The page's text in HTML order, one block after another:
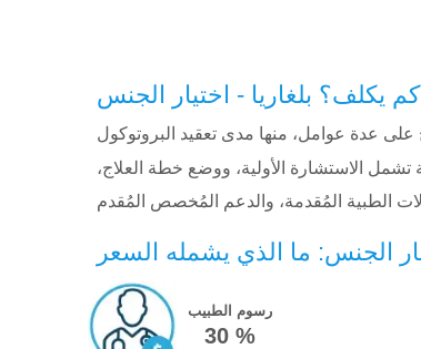
كم يكلف؟ بلغاريا - اختيار الجنس
على عدة عوامل، منها مدى تعقيد البروتوكول
الاستشارة الأولية، ووضع خطة العلاج،
الجنس: ما الذي يشمله السعر
رسوم الطبيب
30 %